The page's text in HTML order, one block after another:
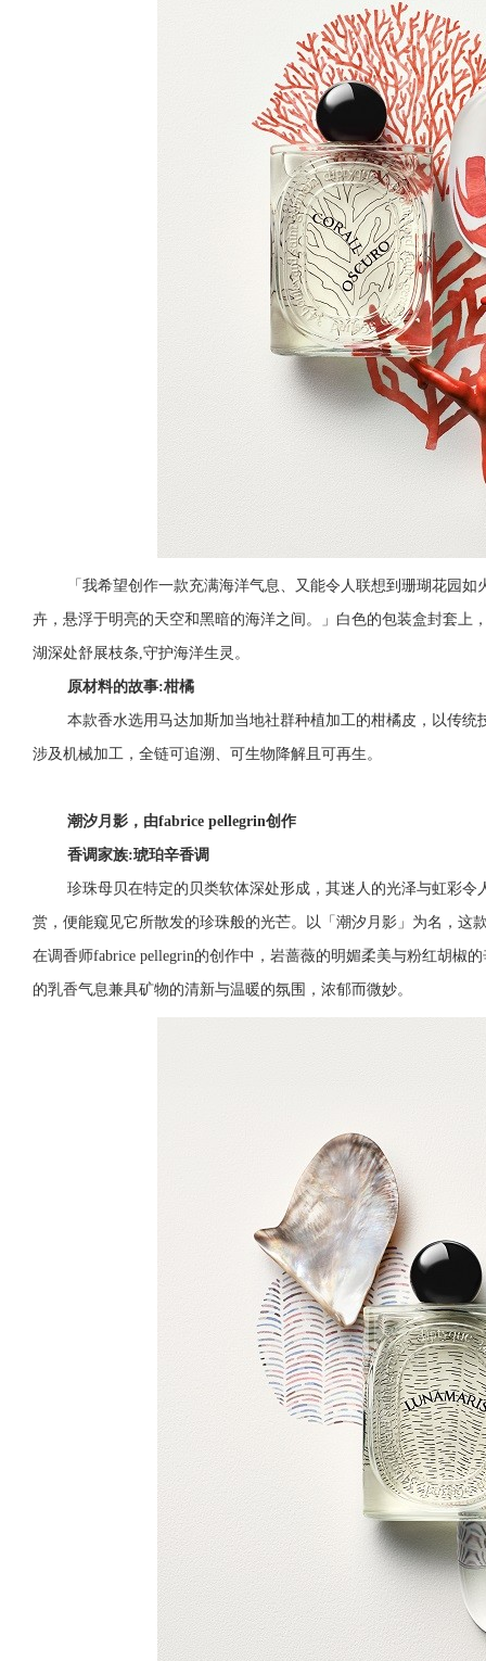
「我希望创作一款充满海洋气息、又能令人联想到珊瑚花园
卉，悬浮于明亮的天空和黑暗的海洋之间。」白色的包装盒封套上
湖深处舒展枝条,守护海洋生灵。
原材料的故事:柑橘
本款香水选用马达加斯加当地社群种植加工的柑橘皮，以传
涉及机械加工，全链可追溯、可生物降解且可再生。
潮汐月影，由fabrice pellegrin创作
香调家族:琥珀辛香调
珍珠母贝在特定的贝类软体深处形成，其迷人的光泽与虹彩
赏，便能窥见它所散发的珍珠般的光芒。以「潮汐月影」为名，这
在调香师fabrice pellegrin的创作中，岩蔷薇的明媚柔美与粉红胡椒
的乳香气息兼具矿物的清新与温暖的氛围，浓郁而微妙。